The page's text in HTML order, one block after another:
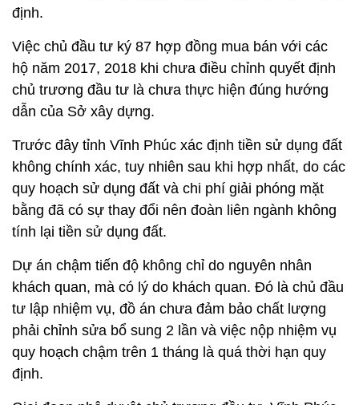
định.
Việc chủ đầu tư ký 87 hợp đồng mua bán với các
hộ năm 2017, 2018 khi chưa điều chỉnh quyết định
chủ trương đầu tư là chưa thực hiện đúng hướng
dẫn của Sở xây dựng.
Trước đây tỉnh Vĩnh Phúc xác định tiền sử dụng đất
không chính xác, tuy nhiên sau khi hợp nhất, do các
quy hoạch sử dụng đất và chi phí giải phóng mặt
bằng đã có sự thay đổi nên đoàn liên ngành không
tính lại tiền sử dụng đất.
Dự án chậm tiến độ không chỉ do nguyên nhân
khách quan, mà có lý do khách quan. Đó là chủ đầu
tư lập nhiệm vụ, đồ án chưa đảm bảo chất lượng
phải chỉnh sửa bổ sung 2 lần và việc nộp nhiệm vụ
quy hoạch chậm trên 1 tháng là quá thời hạn quy
định.